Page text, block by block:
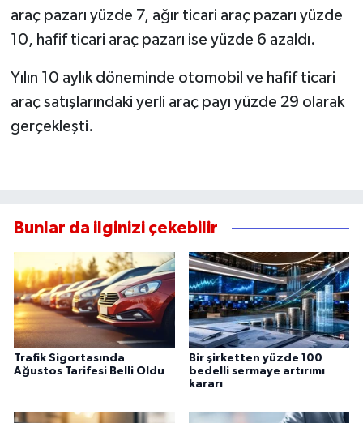
araç pazarı yüzde 7, ağır ticari araç pazarı yüzde
10, hafif ticari araç pazarı ise yüzde 6 azaldı.
Yılın 10 aylık döneminde otomobil ve hafif ticari
araç satışlarındaki yerli araç payı yüzde 29 olarak
gerçekleşti.
Bunlar da ilginizi çekebilir
Trafik Sigortasında
Ağustos Tarifesi Belli Oldu
Bir şirketten yüzde 100
bedelli sermaye artırımı
kararı